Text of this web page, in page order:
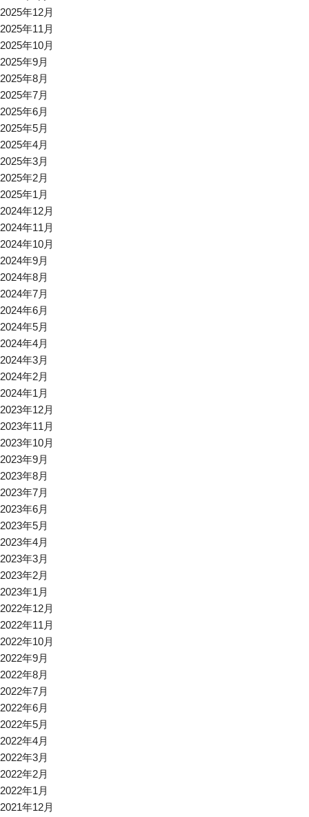
2025年12月
2025年11月
2025年10月
2025年9月
2025年8月
2025年7月
2025年6月
2025年5月
2025年4月
2025年3月
2025年2月
2025年1月
2024年12月
2024年11月
2024年10月
2024年9月
2024年8月
2024年7月
2024年6月
2024年5月
2024年4月
2024年3月
2024年2月
2024年1月
2023年12月
2023年11月
2023年10月
2023年9月
2023年8月
2023年7月
2023年6月
2023年5月
2023年4月
2023年3月
2023年2月
2023年1月
2022年12月
2022年11月
2022年10月
2022年9月
2022年8月
2022年7月
2022年6月
2022年5月
2022年4月
2022年3月
2022年2月
2022年1月
2021年12月